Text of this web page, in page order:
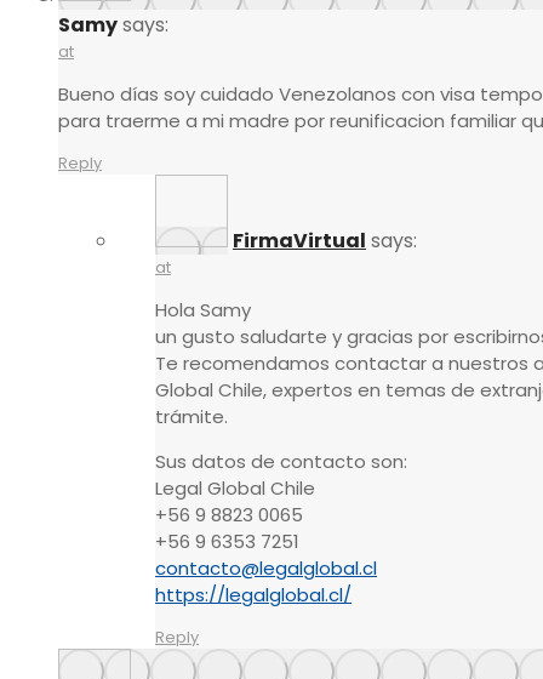
Samysays:
at
Bueno días soy cuidado Venezolanos con visa
para traerme a mi madre por reunificacion familiar
Reply
FirmaVirtual says:
at
Hola Samy
un gusto saludarte y gracias por
Te recomendamos contactar a nuestros
Global Chile, expertos en temas de
trámite.
Sus datos de contacto son:
Legal Global Chile
+56 9 8823 0065
+56 9 6353 7251
contacto@legalglobal.cl
https://legalglobal.cl/
Reply